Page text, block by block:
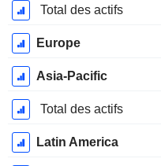
DécembreTotal des actifs
Europe
Asia-Pacific
Total des actifs
Latin America